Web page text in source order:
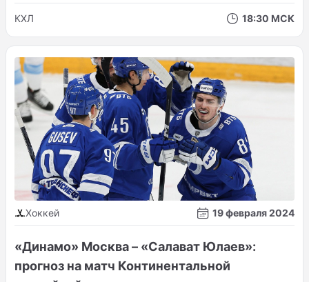
КХЛ 18:30 МСК
Хоккей 19 февраля 2024
«Динамо» Москва – «Салават Юлаев»:
прогноз на матч Континентальной